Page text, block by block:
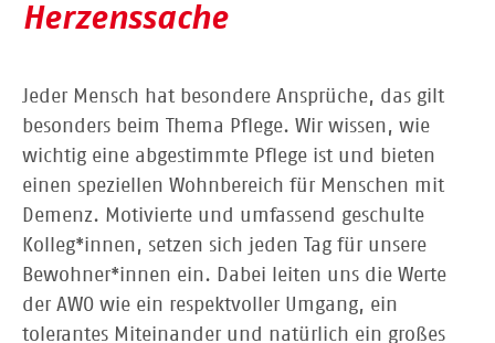
Herzenssache
Jeder Mensch hat besondere Ansprüche, das gilt
besonders beim Thema Pflege. Wir wissen, wie
wichtig eine abgestimmte Pflege ist und bieten
einen speziellen Wohnbereich für Menschen mit
Demenz. Motivierte und umfassend geschulte
Kolleg*innen, setzen sich jeden Tag für unsere
Bewohner*innen ein. Dabei leiten uns die Werte
der AWO wie ein respektvoller Umgang, ein
tolerantes Miteinander und natürlich ein großes